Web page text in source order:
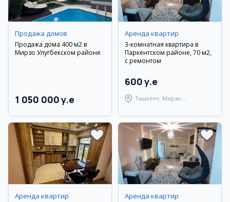
Продажа домов
Продажа дома 400 м2 в
Мирзо Улугбекском районе
1 050 000 y.e
Аренда квартир
3-комнатная квартира в
Паркентском районе, 70 м2,
с ремонтом
600 y.e
Ташкент, Мирзо-
Аренда квартир Аренда квартир